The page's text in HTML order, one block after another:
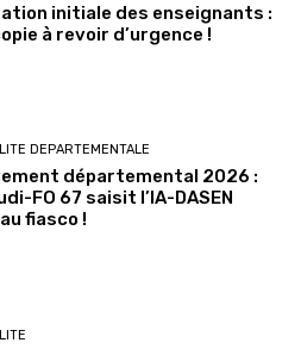
initiale des enseignants :
à revoir d’urgence !
DEPARTEMENTALE
départemental 2026 :
FO 67 saisit l’IA-DASEN
fiasco !